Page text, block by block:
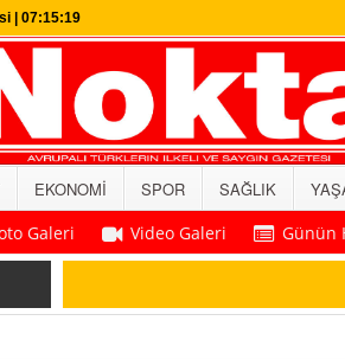
| 07:15:20
EKONOMİ SPOR SAĞLIK
Galeri Video Galeri Günün